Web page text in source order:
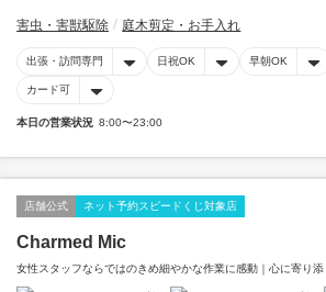
害虫・害獣駆除 庭木剪定・お手入れ
出張・訪問専門 日祝OK 早朝OK
カード可
本日の営業状況 8:00〜23:00
店舗公式 ネット予約スピードくじ対象店
Charmed Mic
女性スタッフならではのきめ細やかな作業に感動｜心に寄り